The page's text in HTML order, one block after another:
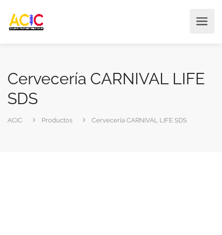
Cervecería CARNIVAL LIFE
SDS
ACIC Productos Cervecería CARNIVAL LIFE SDS